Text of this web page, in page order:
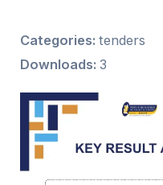
Categories:tenders
Downloads:3